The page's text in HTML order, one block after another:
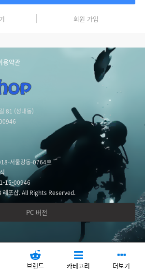
브랜드 카테고리 더보기
회원 가입
용약관
81 (성내동)
서울강동-0764호
15-00946
포샵. All Rights Reserved.
PC 버전